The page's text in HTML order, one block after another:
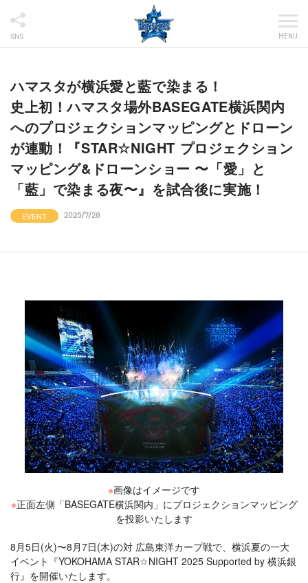
SNS MENU
ハマスタが横浜愛と藍で染まる！
史上初！ハマスタ場外BASEGATE横浜関内
へのプロジェクションマッピングとドローン
が連動！『STAR☆NIGHT プロジェクション
マッピング&ドローンショー 〜「愛」と
「藍」で染まる夜〜』を試合後に実施！
EVENT 2025/7/28
※画像はイメージです
※正面左側「BASEGATE横浜関内」にプロジェクションマッピング
を投影いたします
8月5日(火)〜8月7日(木)の対 広島東洋カープ戦で、横浜夏の一大
イベント『YOKOHAMA STAR☆NIGHT 2025 Supported by 横浜銀
行』を開催いたします。